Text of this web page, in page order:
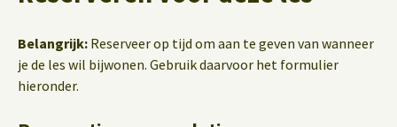
Belangrijk: Reserveer op tijd om aan te geven van wanneer
je de les wil bijwonen. Gebruik daarvoor het formulier
hieronder.